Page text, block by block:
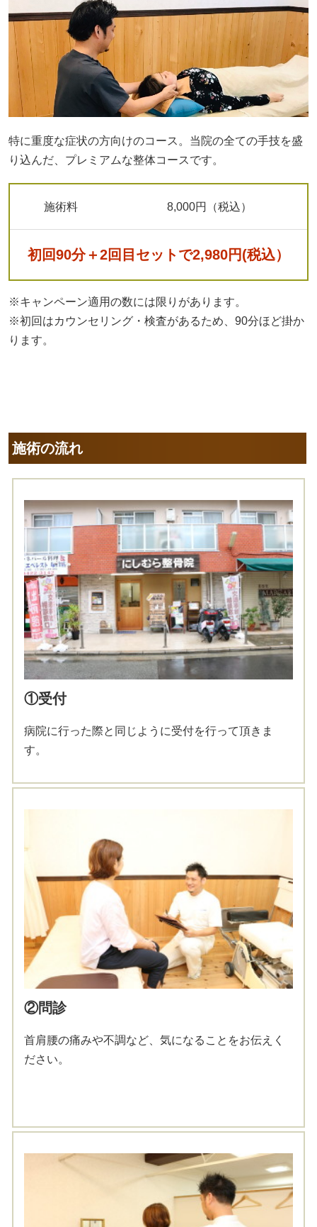
特に重度な症状の方向けのコース。当院の全ての手技を盛
り込んだ、プレミアムな整体コースです。
施術料 8,000円（税込）
初回90分＋2回目セットで2,980円(税込）
※キャンペーン適用の数には限りがあります。
※初回はカウンセリング・検査があるため、90分ほど掛か
ります。
施術の流れ
①受付
病院に行った際と同じように受付を行って頂きま
す。
②問診
首肩腰の痛みや不調など、気になることをお伝えく
ださい。